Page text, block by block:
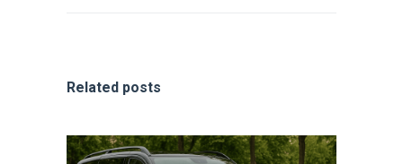
Related posts